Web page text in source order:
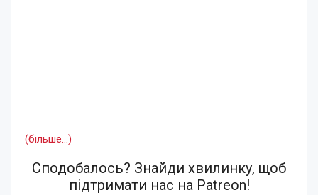
(більше…)
Сподобалось? Знайди хвилинку, щоб
підтримати нас на Patreon!